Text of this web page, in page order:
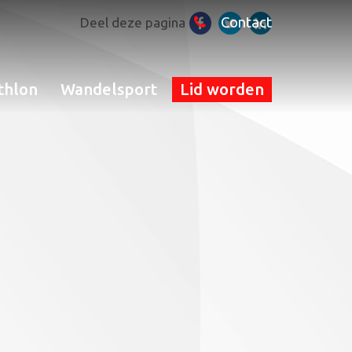
Contact
Wandelsport Lid worden
Deel deze pagina